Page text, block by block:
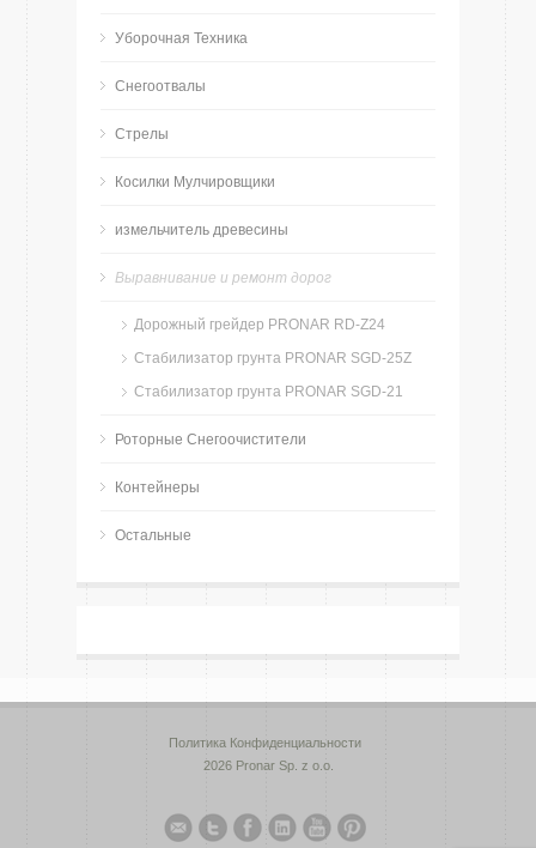
Уборочная Техника
Снегоотвалы
Стрелы
Косилки Мулчировщики
измельчитель древесины
Bыравнивание и ремонт дорог
Дорожный грейдер PRONAR RD-Z24
Стабилизатор грунта PRONAR SGD-25Z
Стабилизатор грунта PRONAR SGD-21
Роторные Снегоочистители
Контейнеры
Остальные
Политика Конфиденциальности
2026 Pronar Sp. z o.o.